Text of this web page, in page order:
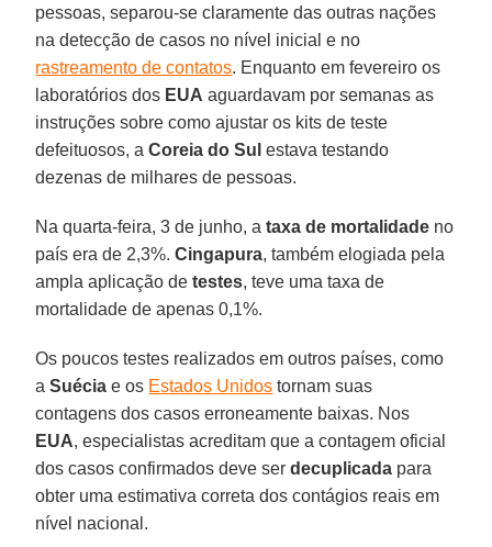
pessoas, separou-se claramente das outras nações
na detecção de casos no nível inicial e no
rastreamento de contatos. Enquanto em fevereiro os
laboratórios dos EUA aguardavam por semanas as
instruções sobre como ajustar os kits de teste
defeituosos, aCoreia do Sul estava testando
dezenas de milhares de pessoas.
Na quarta-feira, 3 de junho, ataxa de mortalidade no
país era de 2,3%.Cingapura, também elogiada pela
ampla aplicação detestes, teve uma taxa de
mortalidade de apenas 0,1%.
Os poucos testes realizados em outros países, como
aSuécia e os Estados Unidos tornam suas
contagens dos casos erroneamente baixas. Nos
EUA, especialistas acreditam que a contagem oficial
dos casos confirmados deve serdecuplicada para
obter uma estimativa correta dos contágios reais em
nível nacional.